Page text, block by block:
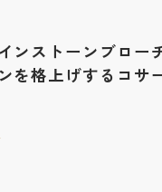
ンストーンブロー
を格上げするコサ